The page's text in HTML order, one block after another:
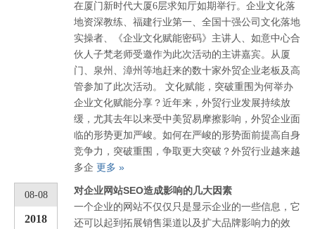
在厦门新时代大厦6层求知厅如期举行。企业文化落
地资深教练、福建行业第一、全国十强公司文化落地
实操者、《企业文化赋能密码》主讲人、如意中心合
伙人子梵老师受邀作为此次活动的主讲嘉宾。从厦
门、泉州、漳州等地赶来的数十家外贸企业老板及高
管参加了此次活动。 文化赋能，突破重围为何举办
企业文化赋能分享？近年来，外贸行业发展持续放
缓，尤其去年以来受中美贸易摩擦影响，外贸企业面
临的形势更加严峻。如何在严峻的形势面前提高自身
竞争力，突破重围，争取更大突破？外贸行业越来越
多企 更多 »
08-08
2018
对企业网站SEO造成影响的几大因素
一个企业的网站不仅仅只是显示企业的一些信息，它
还可以起到拓展销售渠道以及扩大品牌影响力的效